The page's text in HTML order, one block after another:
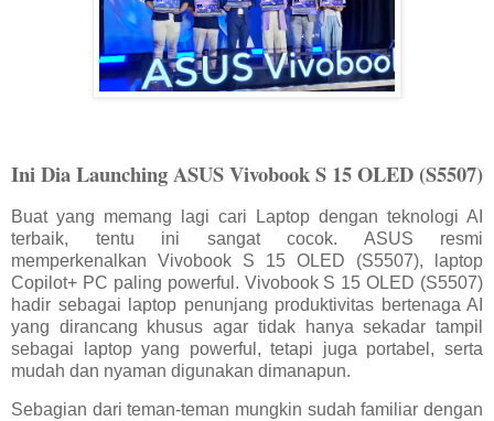
Ini Dia Launching ASUS Vivobook S 15 OLED (S5507)
Buat yang memang lagi cari Laptop dengan teknologi AI
terbaik, tentu ini sangat cocok. ASUS resmi
memperkenalkan Vivobook S 15 OLED (S5507), laptop
Copilot+ PC paling powerful. Vivobook S 15 OLED (S5507)
hadir sebagai laptop penunjang produktivitas bertenaga AI
yang dirancang khusus agar tidak hanya sekadar tampil
sebagai laptop yang powerful, tetapi juga portabel, serta
mudah dan nyaman digunakan dimanapun.
Sebagian dari teman-teman mungkin sudah familiar dengan